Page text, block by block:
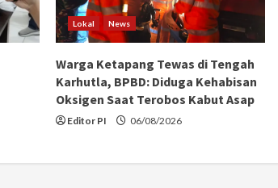
Lokal News
Warga Ketapang Tewas di Tengah
Karhutla, BPBD: Diduga Kehabisan
Oksigen Saat Terobos Kabut Asap
Editor PI 06/08/2026